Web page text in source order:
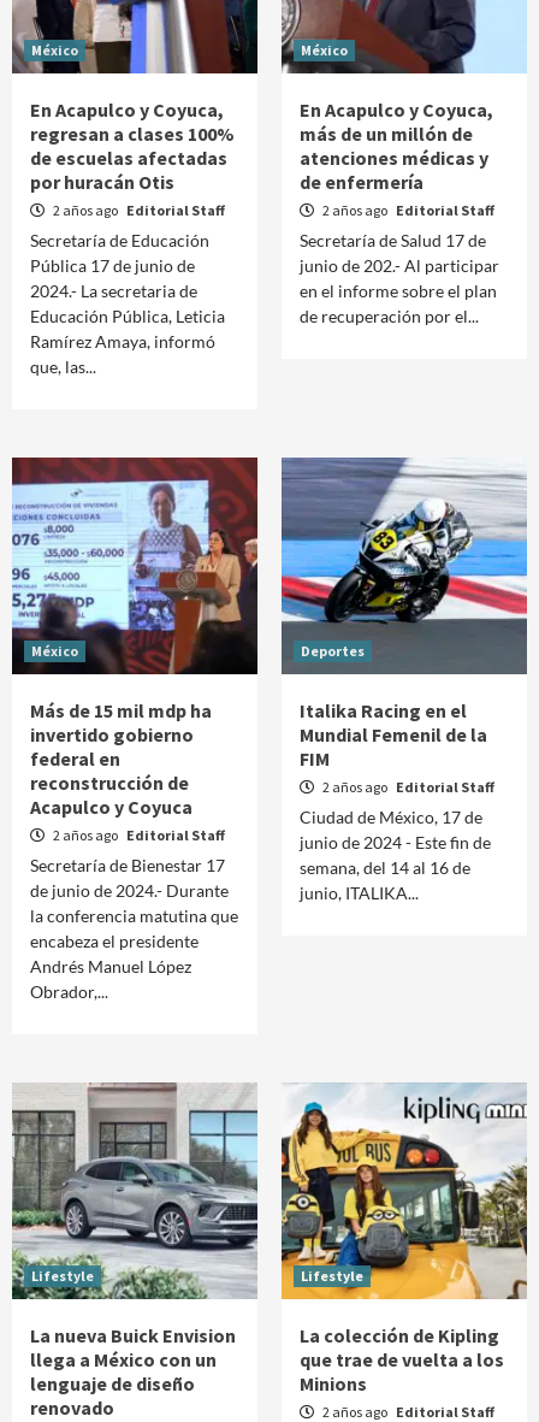
México
En Acapulco y Coyuca,
regresan a clases 100%
de escuelas afectadas
por huracán Otis
2 años ago Editorial Staff
Secretaría de Educación
Pública 17 de junio de
2024.- La secretaria de
Educación Pública, Leticia
Ramírez Amaya, informó
que, las...
México
En Acapulco y Coyuca,
más de un millón de
atenciones médicas y
de enfermería
2 años ago Editorial Staff
Secretaría de Salud 17 de
junio de 202.- Al participar
en el informe sobre el plan
de recuperación por el...
México
Más de 15 mil mdp ha
invertido gobierno
federal en
reconstrucción de
Acapulco y Coyuca
2 años ago Editorial Staff
Secretaría de Bienestar 17
de junio de 2024.- Durante
la conferencia matutina que
encabeza el presidente
Andrés Manuel López
Obrador,...
Deportes
Italika Racing en el
Mundial Femenil de la
FIM
2 años ago Editorial Staff
Ciudad de México, 17 de
junio de 2024 - Este fin de
semana, del 14 al 16 de
junio, ITALIKA...
Lifestyle
La nueva Buick Envision
llega a México con un
lenguaje de diseño
renovado
Lifestyle
La colección de Kipling
que trae de vuelta a los
Minions
2 años ago Editorial Staff